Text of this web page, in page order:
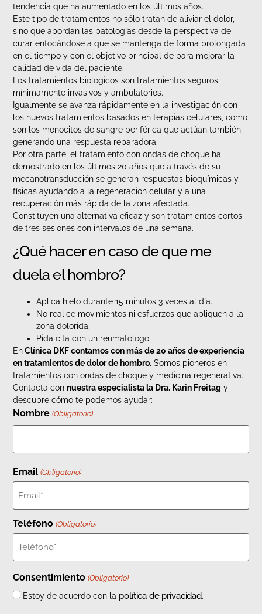
tendencia que ha aumentado en los últimos años.
Este tipo de tratamientos no sólo tratan de aliviar el dolor,
sino que abordan las patologías desde la perspectiva de
curar enfocándose a que se mantenga de forma prolongada
en el tiempo y con el objetivo principal de para mejorar la
calidad de vida del paciente.
Los tratamientos biológicos son tratamientos seguros,
mínimamente invasivos y ambulatorios.
Igualmente se avanza rápidamente en la investigación con
los nuevos tratamientos basados en terapias celulares, como
son los monocitos de sangre periférica que actúan también
generando una respuesta reparadora.
Por otra parte, el tratamiento con ondas de choque ha
demostrado en los últimos 20 años que a través de su
mecanotransducción se generan respuestas bioquímicas y
físicas ayudando a la regeneración celular y a una
recuperación más rápida de la zona afectada.
Constituyen una alternativa eficaz y son tratamientos cortos
de tres sesiones con intervalos de una semana.
¿Qué hacer en caso de que me
duela el hombro?
Aplica hielo durante 15 minutos 3 veces al día.
No realice movimientos ni esfuerzos que apliquen a la
zona dolorida.
Pida cita con un reumatólogo.
EnClínica DKF contamos con más de 20 años de experiencia
en tratamientos de dolor de hombro. Somos pioneros en
tratamientos con ondas de choque y medicina regenerativa.
Contacta connuestra especialista la Dra. Karin Freitag y
descubre cómo te podemos ayudar:
Nombre (Obligatorio)
Email (Obligatorio)
Teléfono (Obligatorio)
Consentimiento (Obligatorio)
Estoy de acuerdo con la política de privacidad.